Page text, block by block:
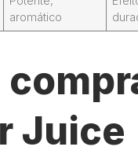
aromático
Juice